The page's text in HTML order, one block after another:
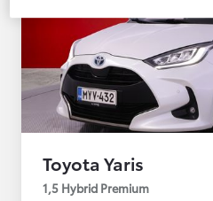
Toyota Yaris
1,5 Hybrid Premium